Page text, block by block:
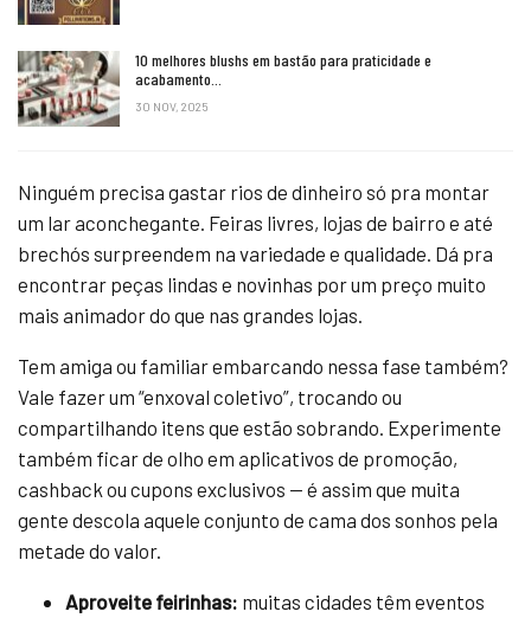
10 melhores blushs em bastão para praticidade e
acabamento…
30 NOV, 2025
Ninguém precisa gastar rios de dinheiro só pra montar
um lar aconchegante. Feiras livres, lojas de bairro e até
brechós surpreendem na variedade e qualidade. Dá pra
encontrar peças lindas e novinhas por um preço muito
mais animador do que nas grandes lojas.
Tem amiga ou familiar embarcando nessa fase também?
Vale fazer um “enxoval coletivo”, trocando ou
compartilhando itens que estão sobrando. Experimente
também ficar de olho em aplicativos de promoção,
cashback ou cupons exclusivos — é assim que muita
gente descola aquele conjunto de cama dos sonhos pela
metade do valor.
Aproveite feirinhas: muitas cidades têm eventos